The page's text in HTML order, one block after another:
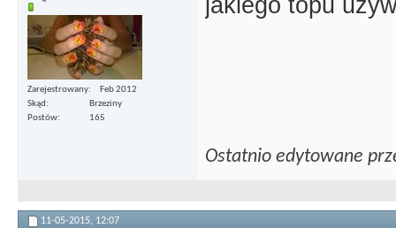
Zarejestrowany
Feb 2012
Skąd
Brzeziny
Postów
165
jakiego topu
Ostatnio edytowane
11-05-2015, 12:07